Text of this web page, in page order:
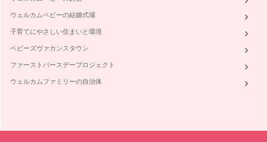
ウェルカムベビーの結婚式場
子育てにやさしい住まいと環境
ベビーズヴァカンスタウン
ファーストバースデープロジェクト
ウェルカムファミリーの自治体